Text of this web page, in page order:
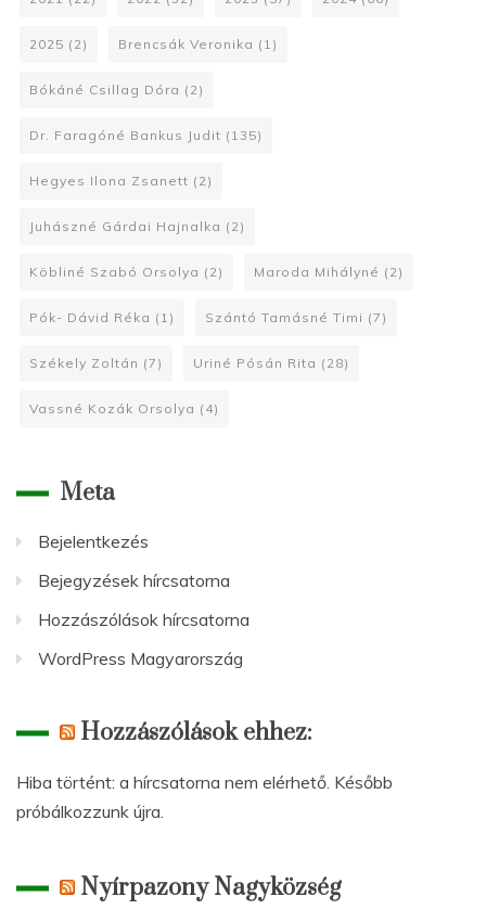
2025 (2) Brencsák Veronika (1)
Bókáné Csillag Dóra (2)
Dr. Faragóné Bankus Judit (135)
Hegyes Ilona Zsanett (2)
Juhászné Gárdai Hajnalka (2)
Köbliné Szabó Orsolya (2) Maroda Mihályné (2)
Pók- Dávid Réka (1) Szántó Tamásné Timi (7)
Székely Zoltán (7) Uriné Pósán Rita (28)
Vassné Kozák Orsolya (4)
Meta
Bejelentkezés
Bejegyzések hírcsatorna
Hozzászólások hírcsatorna
WordPress Magyarország
Hozzászólások ehhez:
Hiba történt: a hírcsatorna nem elérhető. Később
próbálkozzunk újra.
Nyírpazony Nagyközség